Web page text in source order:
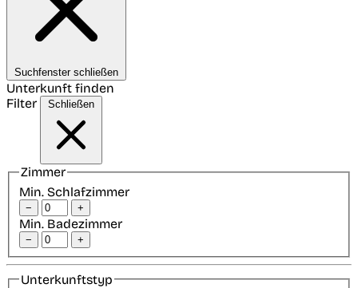
Suchfenster schließen
Unterkunft finden
Filter
Schließen
Zimmer
Min. Schlafzimmer
− +
Min. Badezimmer
− +
Unterkunftstyp